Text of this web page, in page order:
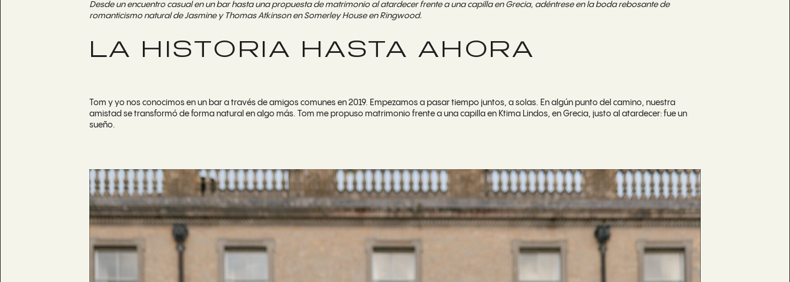
Desde un encuentro casual en un bar hasta una propuesta de matrimonio al atardecer frente a una capilla en Grecia, adéntrese en la boda rebosante de
romanticismo natural de Jasmine y Thomas Atkinson en Somerley House en Ringwood.
LA HISTORIA HASTA AHORA
Tom y yo nos conocimos en un bar a través de amigos comunes en 2019. Empezamos a pasar tiempo juntos, a solas. En algún punto del camino, nuestra
amistad se transformó de forma natural en algo más. Tom me propuso matrimonio frente a una capilla en Ktima Lindos, en Grecia, justo al atardecer: fue un
sueño.